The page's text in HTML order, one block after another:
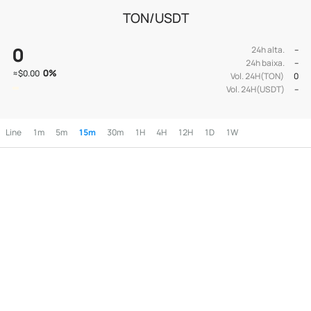
TON/USDT
0
≈$0.00 0%
24h alta.
--
24h baixa.
--
Vol. 24H(TON)
0
Vol. 24H(USDT)
--
Line 1m 5m 15m 30m 1H 4H 12H 1D 1W